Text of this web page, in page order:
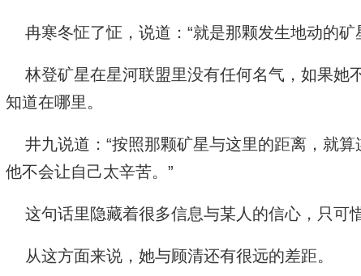
冉寒冬怔了怔，说道：“就是那颗发生地动的矿
林登矿星在星河联盟里没有任何名气，如果她
知道在哪里。
井九说道：“按照那颗矿星与这里的距离，就算
他不会让自己太辛苦。”
这句话里隐藏着很多信息与某人的信心，只可
从这方面来说，她与顾清还有很远的差距。